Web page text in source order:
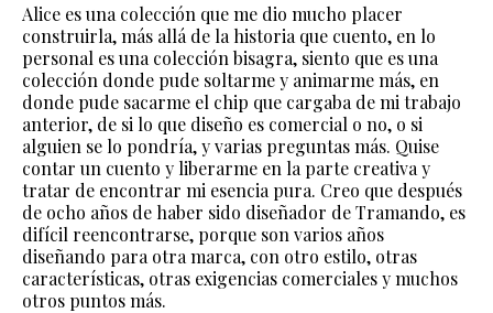
Alice es una colección que me dio mucho placer
construirla, más allá de la historia que cuento, en lo
personal es una colección bisagra, siento que es una
colección donde pude soltarme y animarme más, en
donde pude sacarme el chip que cargaba de mi trabajo
anterior, de si lo que diseño es comercial o no, o si
alguien se lo pondría, y varias preguntas más. Quise
contar un cuento y liberarme en la parte creativa y
tratar de encontrar mi esencia pura. Creo que después
de ocho años de haber sido diseñador de Tramando, es
difícil reencontrarse, porque son varios años
diseñando para otra marca, con otro estilo, otras
características, otras exigencias comerciales y muchos
otros puntos más.